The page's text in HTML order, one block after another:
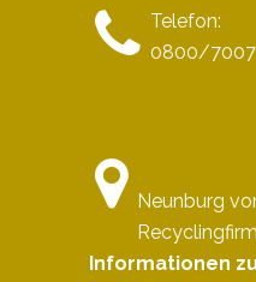
Telefon:
0800/
Neunburg
Informationen